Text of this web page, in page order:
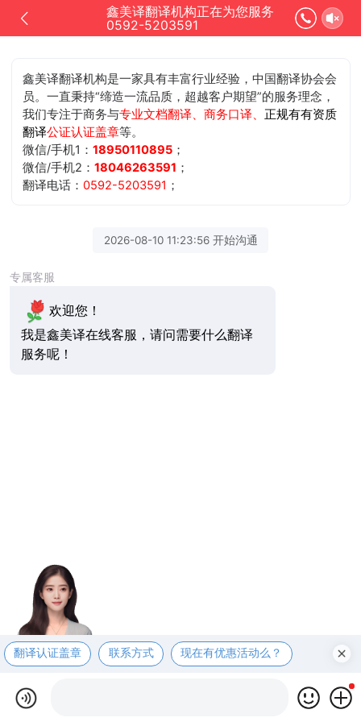
鑫美译翻译机构正在为您服务
0592-5203591
鑫美译翻译机构是一家具有丰富行业经验，中国翻译协会会
员。一直秉持“缔造一流品质，超越客户期望”的服务理念，
我们专注于商务与专业文档翻译、商务口译、 正规有有资质
翻译公证认证盖章等。
微信/手机1：18950110895 ；
微信/手机2：18046263591 ；
翻译电话：0592-5203591 ；
2026-08-10 11:23:56 开始沟通
专属客服
欢迎您！
我是鑫美译在线客服，请问需要什么翻译
服务呢！
翻译认证盖章 联系方式 现在有优惠活动么？